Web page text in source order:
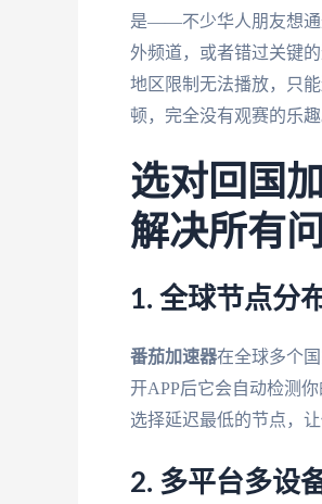
是——不少华人朋友想通
外频道，或者错过关键
地区限制无法播放，只
顿，完全没有观赛的乐趣
选对回国
解决所有
1. 全球节点分
番茄加速器在全球多个
开APP后它会自动检测
选择延迟最低的节点，
2. 多平台多设